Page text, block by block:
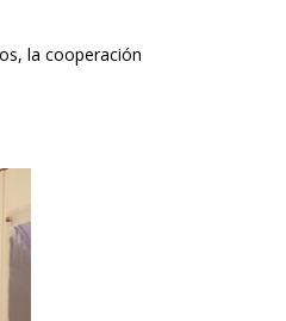
la cooperación